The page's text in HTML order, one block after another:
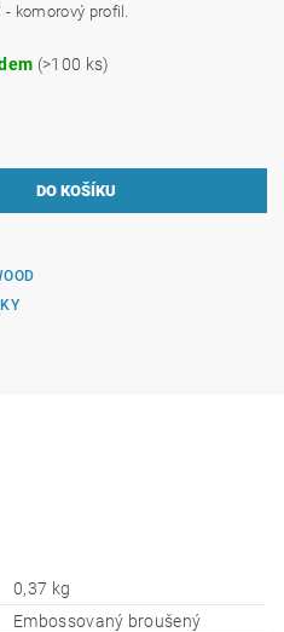
komorový profil.
(>100 ks)
0,37 kg
Embossovaný broušený